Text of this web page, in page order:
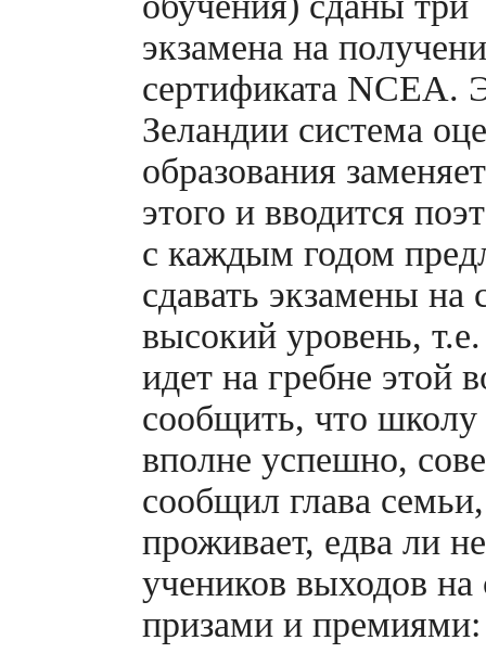
экзамена на
сертификата NCEA.
Зеландии система
образования
этого и вводится
с каждым годом
сдавать экзамены
высокий уровень,
идет на гребне этой
сообщить, что школу
вполне успешно,
сообщил глава
проживает, едва ли
учеников выходов на
призами и